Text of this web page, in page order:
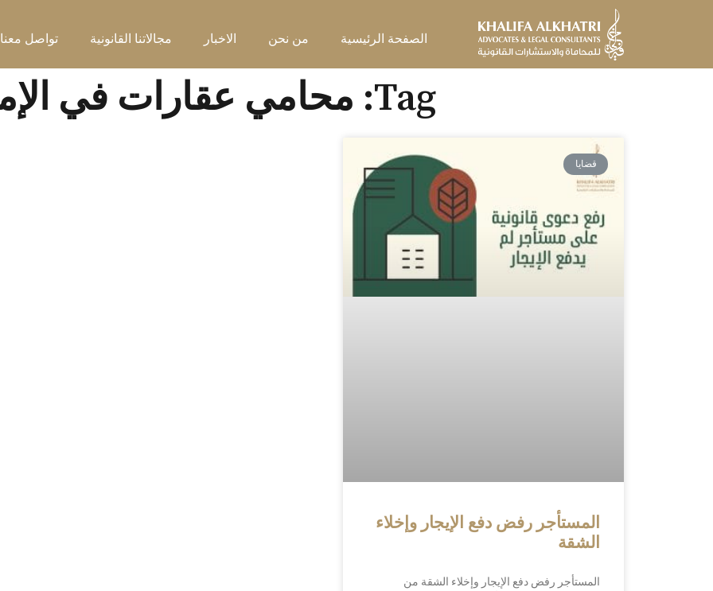
الصفحة الرئيسية من نحن الاخبار مجالاتنا القانونية تواصل معنا
Tag: محامي عقارات في الإمارات
قضايا
المستأجر رفض دفع الإيجار وإخلاء
الشقة
المستأجر رفض دفع الإيجار وإخلاء الشقة من